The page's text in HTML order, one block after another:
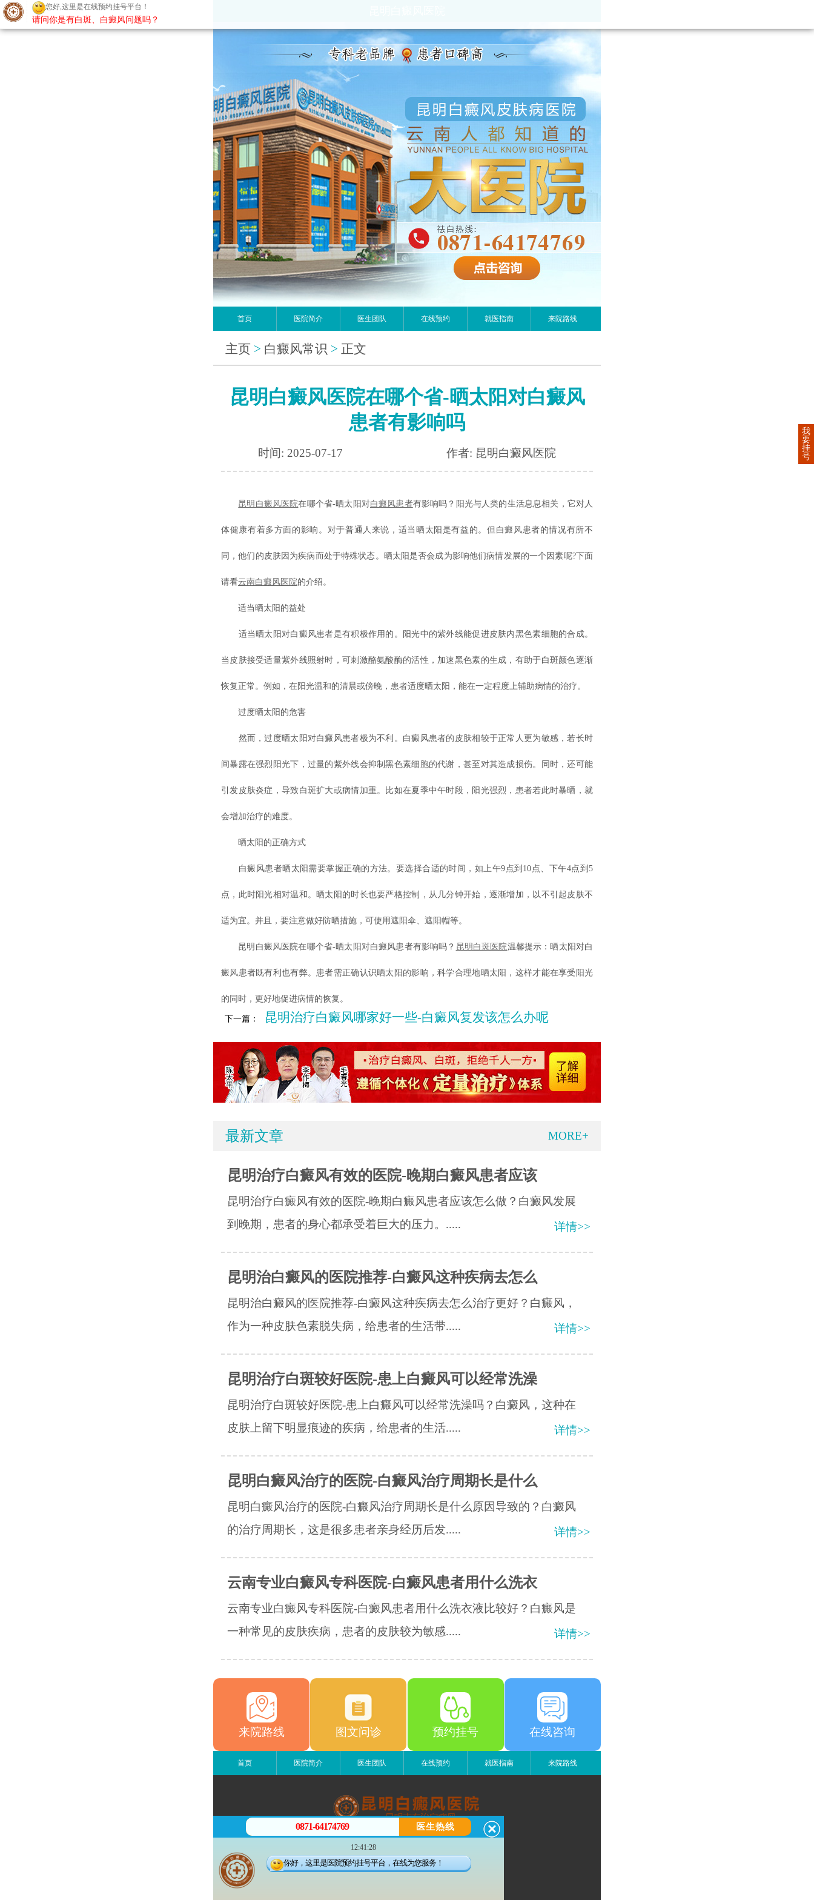
首页 医院简介 医生团队 在线预约 就医指南 来院路线
主页 > 白癜风常识 > 正文
昆明白癜风医院在哪个省-晒太阳对白癜风
患者有影响吗
时间: 2025-07-17 作者: 昆明白癜风医院
昆明白癜风医院在哪个省-晒太阳对白癜风患者有影响吗？阳光与人类的生活息息相关，它对人
体健康有着多方面的影响。对于普通人来说，适当晒太阳是有益的。但白癜风患者的情况有所不
同，他们的皮肤因为疾病而处于特殊状态。晒太阳是否会成为影响他们病情发展的一个因素呢?下面
请看云南白癜风医院的介绍。
适当晒太阳的益处
适当晒太阳对白癜风患者是有积极作用的。阳光中的紫外线能促进皮肤内黑色素细胞的合成。
当皮肤接受适量紫外线照射时，可刺激酪氨酸酶的活性，加速黑色素的生成，有助于白斑颜色逐渐
恢复正常。例如，在阳光温和的清晨或傍晚，患者适度晒太阳，能在一定程度上辅助病情的治疗。
过度晒太阳的危害
然而，过度晒太阳对白癜风患者极为不利。白癜风患者的皮肤相较于正常人更为敏感，若长时
间暴露在强烈阳光下，过量的紫外线会抑制黑色素细胞的代谢，甚至对其造成损伤。同时，还可能
引发皮肤炎症，导致白斑扩大或病情加重。比如在夏季中午时段，阳光强烈，患者若此时暴晒，就
会增加治疗的难度。
晒太阳的正确方式
白癜风患者晒太阳需要掌握正确的方法。要选择合适的时间，如上午9点到10点、下午4点到5
点，此时阳光相对温和。晒太阳的时长也要严格控制，从几分钟开始，逐渐增加，以不引起皮肤不
适为宜。并且，要注意做好防晒措施，可使用遮阳伞、遮阳帽等。
昆明白癜风医院在哪个省-晒太阳对白癜风患者有影响吗？ 昆明白斑医院温馨提示：晒太阳对白
癜风患者既有利也有弊。患者需正确认识晒太阳的影响，科学合理地晒太阳，这样才能在享受阳光
的同时，更好地促进病情的恢复。
下一篇： 昆明治疗白癜风哪家好一些-白癜风复发该怎么办呢
最新文章 MORE+
昆明治疗白癜风有效的医院-晚期白癜风患者应该
昆明治疗白癜风有效的医院-晚期白癜风患者应该怎么做？白癜风发展
到晚期，患者的身心都承受着巨大的压力。.....
详情>>
昆明治白癜风的医院推荐-白癜风这种疾病去怎么
昆明治白癜风的医院推荐-白癜风这种疾病去怎么治疗更好？白癜风，
作为一种皮肤色素脱失病，给患者的生活带.....
详情>>
昆明治疗白斑较好医院-患上白癜风可以经常洗澡
昆明治疗白斑较好医院-患上白癜风可以经常洗澡吗？白癜风，这种在
皮肤上留下明显痕迹的疾病，给患者的生活.....
详情>>
昆明白癜风治疗的医院-白癜风治疗周期长是什么
昆明白癜风治疗的医院-白癜风治疗周期长是什么原因导致的？白癜风
的治疗周期长，这是很多患者亲身经历后发.....
详情>>
云南专业白癜风专科医院-白癜风患者用什么洗衣
云南专业白癜风专科医院-白癜风患者用什么洗衣液比较好？白癜风是
一种常见的皮肤疾病，患者的皮肤较为敏感.....
详情>>
来院路线 图文问诊 预约挂号 在线咨询
首页 医院简介 医生团队 在线预约 就医指南 来院路线
昆明白癜风医院
昆明市五华区护国路2号
版权所有：昆明白癜风医院
联系电话：0871-64174769
0871-64174769 医生热线
12:41:28
你好，这里是医院预约挂号平台，在线为您服务！
我
要
挂
号
您好,这里是在线预约挂号平台！
请问你是有白斑、白癜风问题吗？